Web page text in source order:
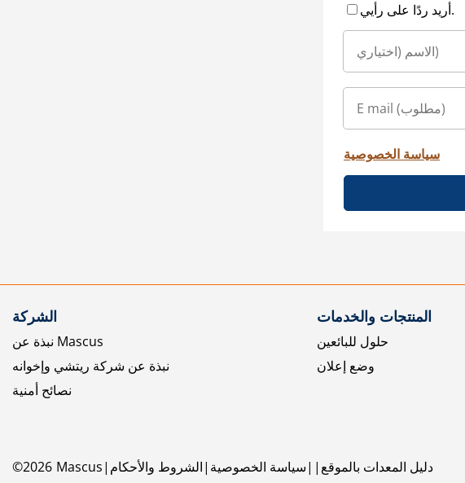
أريد ردًا على رأيي.
سياسة الخصوصية
الشركة
نبذة عن Mascus
نبذة عن شركة ريتشي وإخوانه
نصائح أمنية
المنتجات والخدمات
حلول للبائعين
وضع إعلان
©2026 Mascus الشروط والأحكام سياسة الخصوصية دليل المعدات بالموقع